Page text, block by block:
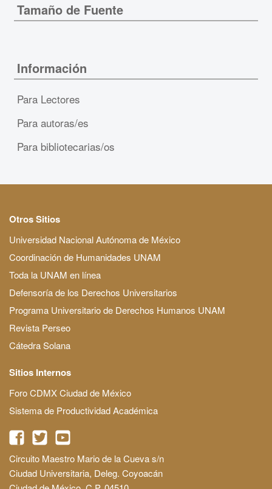
Tamaño de Fuente
Información
Para Lectores
Para autoras/es
Para bibliotecarias/os
Otros Sitios
Universidad Nacional Autónoma de México
Coordinación de Humanidades UNAM
Toda la UNAM en línea
Defensoría de los Derechos Universitarios
Programa Universitario de Derechos Humanos UNAM
Revista Perseo
Cátedra Solana
Sitios Internos
Foro CDMX Ciudad de México
Sistema de Productividad Académica
Circuito Maestro Mario de la Cueva s/n
Ciudad Universitaria, Deleg. Coyoacán